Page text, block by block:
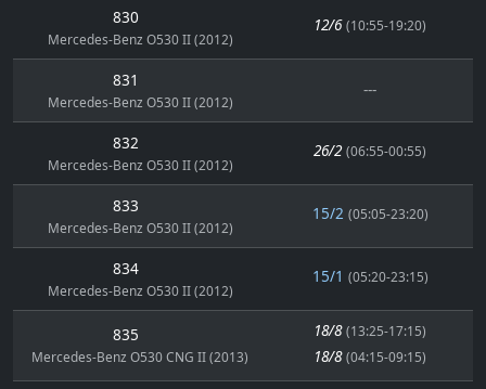
830
Mercedes-Benz O530 II (2012)
12/6 (10:55-19:20)
831
Mercedes-Benz O530 II (2012)
---
832
Mercedes-Benz O530 II (2012)
26/2 (06:55-00:55)
833
Mercedes-Benz O530 II (2012)
15/2 (05:05-23:20)
834
Mercedes-Benz O530 II (2012)
15/1 (05:20-23:15)
835
Mercedes-Benz O530 CNG II (2013)
18/8 (13:25-17:15)
18/8 (04:15-09:15)